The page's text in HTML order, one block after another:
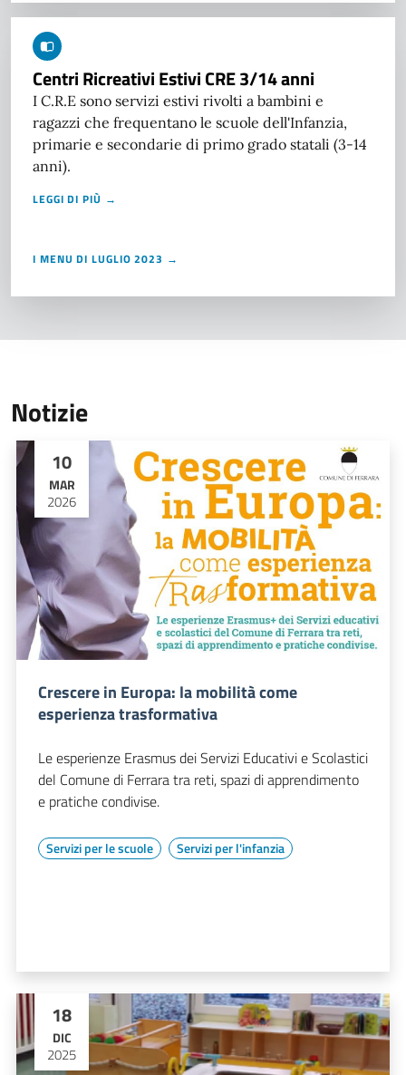
Centri Ricreativi Estivi CRE 3/14 anni
I C.R.E sono servizi estivi rivolti a bambini e
ragazzi che frequentano le scuole dell'Infanzia,
primarie e secondarie di primo grado statali (3-14
anni).
LEGGI DI PIÙ →
I MENU DI LUGLIO 2023 →
Notizie
10
MAR
2026
Crescere in Europa: la mobilità come
esperienza trasformativa
Le esperienze Erasmus dei Servizi Educativi e Scolastici
del Comune di Ferrara tra reti, spazi di apprendimento
e pratiche condivise.
Servizi per le scuole Servizi per l'infanzia
18
DIC
2025